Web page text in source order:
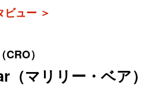
ビュー ＞
）
マリリー・ベア）